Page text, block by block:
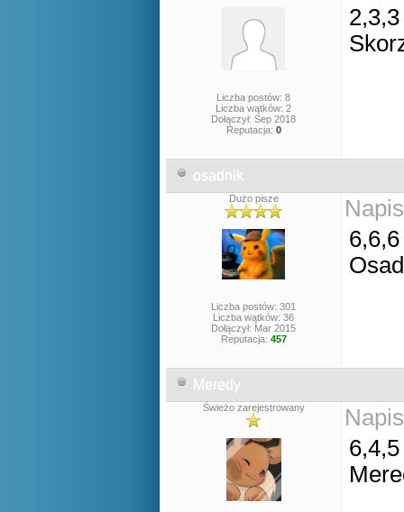
Liczba postów: 8
Liczba wątków: 2
Dołączył: Sep 2018
Reputacja: 0
2,3,3
osadnik
Dużo pisze
Liczba postów: 301
Liczba wątków: 36
Dołączył: Mar 2015
Reputacja: 457
6,6,6
Meredy
Świeżo zarejestrowany
6,4,5